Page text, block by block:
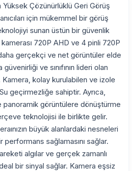
Çözünürlüklü Geri Görüş
için mükemmel bir görüş
sunan üstün bir güvenlik
kamerası 720P AHD ve 4 pinli 720P
gerçekçi ve net görüntüler elde
ve sınıfının lideri olan
Kamera, kolay kurulabilen ve izole
geçirmezliğe sahiptir. Ayrıca,
panoramik görüntülere dönüştürme
teknolojisi ile birlikte gelir.
büyük alanlardaki nesneleri
sağlamasını sağlar.
algılar ve gerçek zamanlı
bir sinyal sağlar. Kamera eşsiz